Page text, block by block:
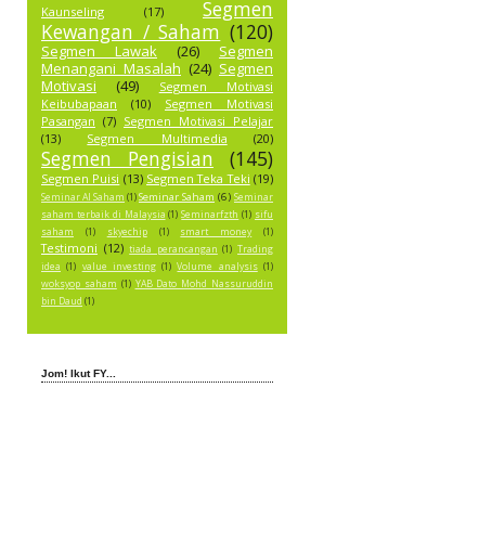
Kaunseling
(17)
Segmen
Kewangan / Saham (120)
Segmen Lawak (26)
Segmen
Menangani Masalah (24) Segmen
Motivasi
(49)
Segmen Motivasi
Keibubapaan
(10)
Segmen Motivasi
Pasangan (7) Segmen Motivasi Pelajar
(13)
Segmen Multimedia (20)
Segmen Pengisian (145)
Segmen Puisi (13) Segmen Teka Teki (19)
Seminar AI Saham (1)Seminar Saham (6) Seminar
saham terbaik di Malaysia (1) Seminarfzth (1) sifu
saham
(1) skyechip (1) smart money (1)
Testimoni (12) tiada perancangan (1) Trading
idea (1) value investing (1) Volume analysis (1)
woksyop saham (1) YAB Dato Mohd Nassuruddin
bin Daud (1)
Jom! Ikut FY...